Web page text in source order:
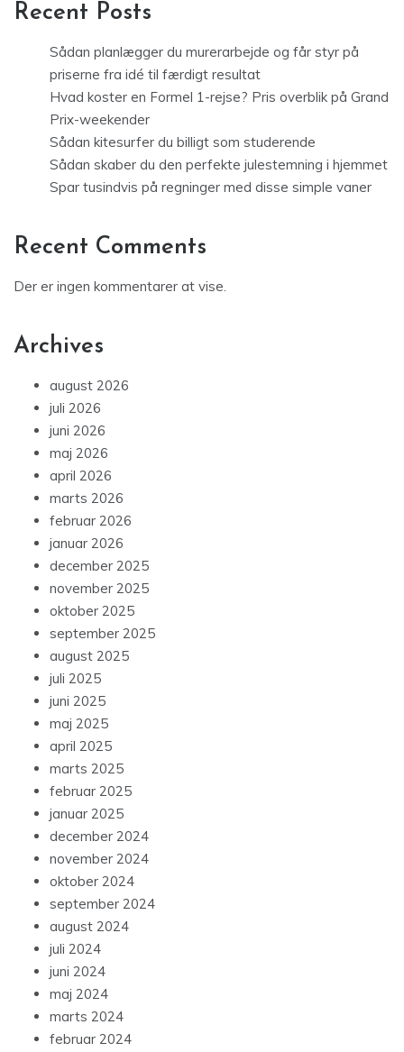
Recent Posts
Sådan planlægger du murerarbejde og får styr på
priserne fra idé til færdigt resultat
Hvad koster en Formel 1-rejse? Pris overblik på Grand
Prix-weekender
Sådan kitesurfer du billigt som studerende
Sådan skaber du den perfekte julestemning i hjemmet
Spar tusindvis på regninger med disse simple vaner
Recent Comments
Der er ingen kommentarer at vise.
Archives
august 2026
juli 2026
juni 2026
maj 2026
april 2026
marts 2026
februar 2026
januar 2026
december 2025
november 2025
oktober 2025
september 2025
august 2025
juli 2025
juni 2025
maj 2025
april 2025
marts 2025
februar 2025
januar 2025
december 2024
november 2024
oktober 2024
september 2024
august 2024
juli 2024
juni 2024
maj 2024
marts 2024
februar 2024